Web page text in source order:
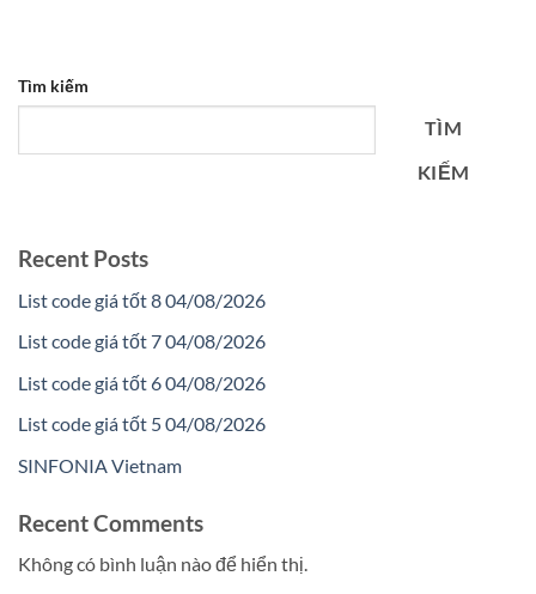
Tìm kiếm
TÌM
KIẾM
Recent Posts
List code giá tốt 8 04/08/2026
List code giá tốt 7 04/08/2026
List code giá tốt 6 04/08/2026
List code giá tốt 5 04/08/2026
SINFONIA Vietnam
Recent Comments
Không có bình luận nào để hiển thị.